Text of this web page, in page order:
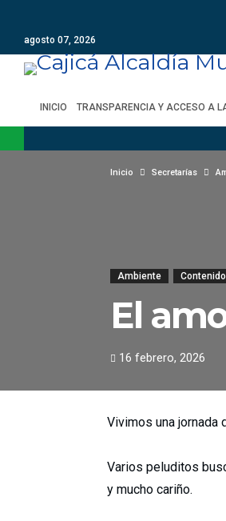
agosto 07, 2026
INICIO TRANSPARENCIA Y ACCESO A
Inicio Secretarías
Ambiente
El
16 febrero, 2026
Vivimos una jornada
Varios peluditos
y mucho cariño.